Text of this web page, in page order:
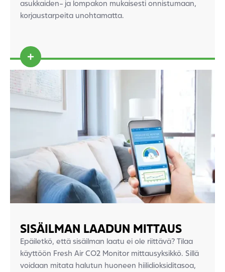
asukkaiden- ja lompakon mukaisesti onnistumaan,
korjaustarpeita unohtamatta.
SISÄILMAN LAADUN MITTAUS
Epäiletkö, että sisäilman laatu ei ole riittävä? Tilaa
käyttöön Fresh Air CO2 Monitor mittausyksikkö. Sillä
voidaan mitata halutun huoneen hiilidioksiditasoa,